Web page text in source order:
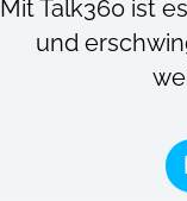
Mit Talk360 ist
und